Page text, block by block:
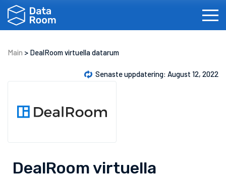
Main > DealRoom virtuella datarum
Senaste uppdatering: August 12, 2022
DealRoom virtuella